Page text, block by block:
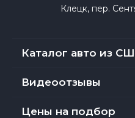
Клецк, пер.
Каталог авто из
Видеоотзывы
Цены на подбор